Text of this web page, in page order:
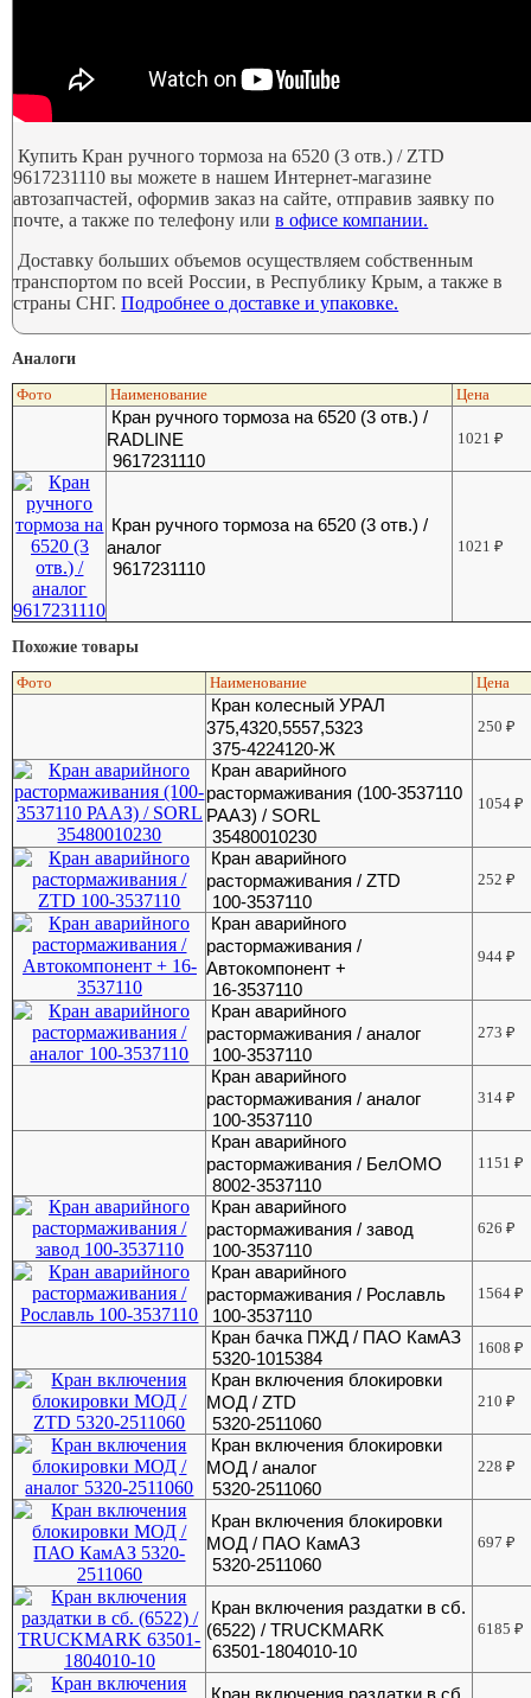
Купить Кран ручного тормоза на 6520 (3 отв.) / ZTD
9617231110 вы можете в нашем Интернет-магазине
автозапчастей, оформив заказ на сайте, отправив заявку по
почте, а также по телефону илив офисе компании.
Доставку больших объемов осуществляем собственным
транспортом по всей России, в Республику Крым, а также в
страны СНГ.Подробнее о доставке и упаковке.
Аналоги
Фото Наименование Цена
Кран ручного тормоза на 6520 (3 отв.) /
RADLINE
9617231110
1021₽
Кран ручного тормоза на 6520 (3 отв.) /
аналог
9617231110
1021₽
Похожие товары
Фото Наименование Цена
Кран колесный УРАЛ
375,4320,5557,5323
375-4224120-Ж
250₽
Кран аварийного
растормаживания (100-3537110
РААЗ) / SORL
35480010230
1054₽
Кран аварийного
растормаживания / ZTD
100-3537110
252₽
Кран аварийного
растормаживания /
Автокомпонент +
16-3537110
944₽
Кран аварийного
растормаживания / аналог
100-3537110
273₽
Кран аварийного
растормаживания / аналог
100-3537110
314₽
Кран аварийного
растормаживания / БелОМО
8002-3537110
1151₽
Кран аварийного
растормаживания / завод
100-3537110
626₽
Кран аварийного
растормаживания / Рославль
100-3537110
1564₽
Кран бачка ПЖД / ПАО КамАЗ
5320-1015384
1608₽
Кран включения блокировки
МОД / ZTD
5320-2511060
210₽
Кран включения блокировки
МОД / аналог
5320-2511060
228₽
Кран включения блокировки
МОД / ПАО КамАЗ
5320-2511060
697₽
Кран включения раздатки в сб.
(6522) / TRUCKMARK
63501-1804010-10
6185₽
Кран включения раздатки в сб.